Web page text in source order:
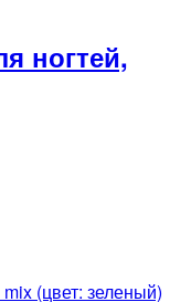
ногтей,
(цвет: зеленый)